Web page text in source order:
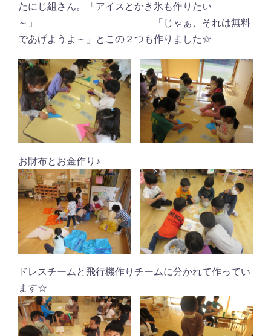
たにじ組さん。「アイスとかき氷も作りたい
～」 「じゃぁ、それは無料
であげようよ～」とこの２つも作りました☆
お財布とお金作り♪
ドレスチームと飛行機作りチームに分かれて作ってい
ます☆